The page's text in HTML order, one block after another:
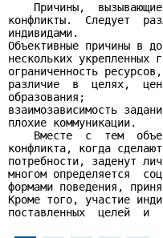
Причины,
конфликты.  Следует
индивидами.
Объективные причины в
нескольких укрепленных
ограниченность
различие  в  целях,
образования;
взаимозависимость
плохие коммуникации.
Вместе  с  тем
конфликта, когда
потребности, заденут
многом определяется
формами поведения,
Кроме того, участие
поставленных  целей  и